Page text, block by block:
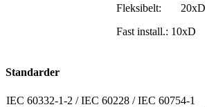
Fleksibelt: 20xD
Fast install.: 10xD
Standarder
IEC 60332-1-2 / IEC 60228 / IEC 60754-1